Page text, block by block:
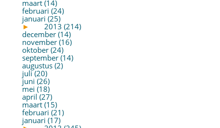
maart (14)
februari (24)
januari (25)
►
2013 (214)
december (14)
november (16)
oktober (24)
september (14)
augustus (2)
juli (20)
juni (26)
mei (18)
april (27)
maart (15)
februari (21)
januari (17)